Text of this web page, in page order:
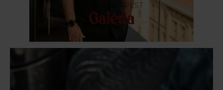
BIBO BUDAPEST
Galéria